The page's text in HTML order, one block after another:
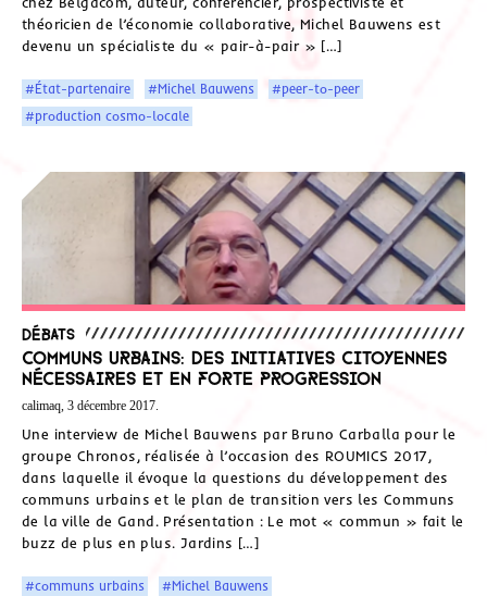
théoricien de l’économie collaborative, Michel Bauwens est
devenu un spécialiste du « pair-à-pair » […]
#État-partenaire #Michel Bauwens
#peer-to-peer
#production cosmo-locale
Débats
Communs urbains: des initiatives citoyennes
nécessaires et en forte progression
calimaq, 3 décembre 2017.
Une interview de Michel Bauwens par Bruno Carballa pour le
groupe Chronos, réalisée à l’occasion des ROUMICS 2017,
dans laquelle il évoque la questions du développement des
communs urbains et le plan de transition vers les Communs
de la ville de Gand. Présentation : Le mot « commun » fait le
buzz de plus en plus. Jardins […]
#communs urbains #Michel Bauwens